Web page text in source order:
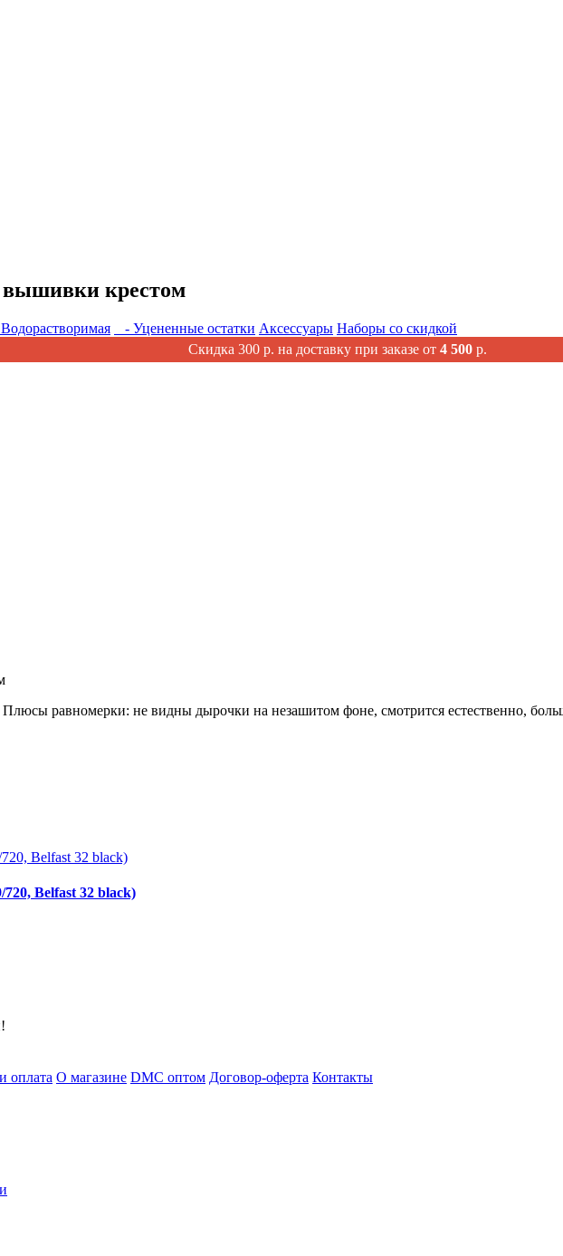
вышивки крестом
- Уцененные остатки Аксессуары Наборы со скидкой
Скидка 300 р. на доставку при заказе от 4 500 р.
равномерки: не видны дырочки на незашитом фоне, смотрится естественно,
Belfast 32 black)
оплата О магазине DMC оптом Договор-оферта Контакты